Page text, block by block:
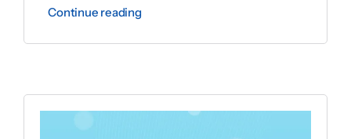
Continue reading